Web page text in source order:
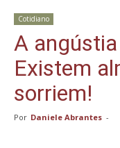
Cotidiano
A
Existem
sorriem!
Por Daniele Abrantes -